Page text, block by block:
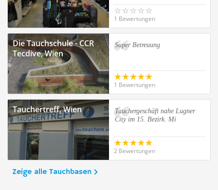
1 Bewertungen
Die Tauchschule - CCR
Tecdive, Wien
Super Betreuung
1 Bewertungen
Tauchertreff, Wien
Tauchergeschäft nahe Lugner
City im 15. Bezirk. Mi
2 Bewertungen
Zeige alle Tauchbasen